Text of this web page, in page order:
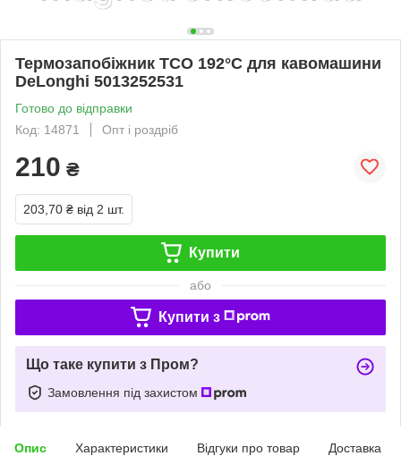
Термозапобіжник TCO 192°C для кавомашини
DeLonghi 5013252531
Готово до відправки
Код: 14871
Опт і роздріб
210 ₴
203,70 ₴ від 2 шт.
Купити
або
Купити з
Що таке купити з Пром?
Замовлення під захистом
Опис Характеристики Відгуки про товар Доставка